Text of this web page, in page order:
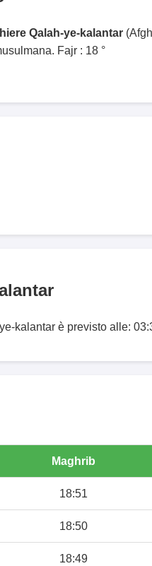
Qalah-ye-kalantar
Fajr : 18 °
kalantar è previsto alle:
Maghrib
18:51
18:50
18:49